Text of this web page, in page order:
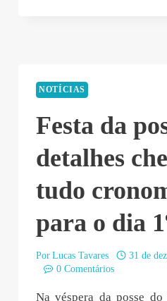
NOTÍCIAS
Festa da
detalhes
tudo
para o dia
Por Lucas Tavares
31 de
0 Comentários
Na véspera da posse